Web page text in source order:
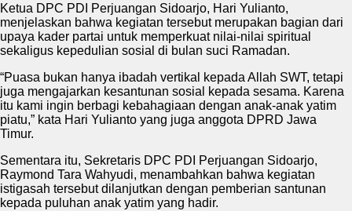
Ketua DPC PDI Perjuangan Sidoarjo, Hari Yulianto,
menjelaskan bahwa kegiatan tersebut merupakan bagian dari
upaya kader partai untuk memperkuat nilai-nilai spiritual
sekaligus kepedulian sosial di bulan suci Ramadan.
“Puasa bukan hanya ibadah vertikal kepada Allah SWT, tetapi
juga mengajarkan kesantunan sosial kepada sesama. Karena
itu kami ingin berbagi kebahagiaan dengan anak-anak yatim
piatu,” kata Hari Yulianto yang juga anggota DPRD Jawa
Timur.
Sementara itu, Sekretaris DPC PDI Perjuangan Sidoarjo,
Raymond Tara Wahyudi, menambahkan bahwa kegiatan
istigasah tersebut dilanjutkan dengan pemberian santunan
kepada puluhan anak yatim yang hadir.